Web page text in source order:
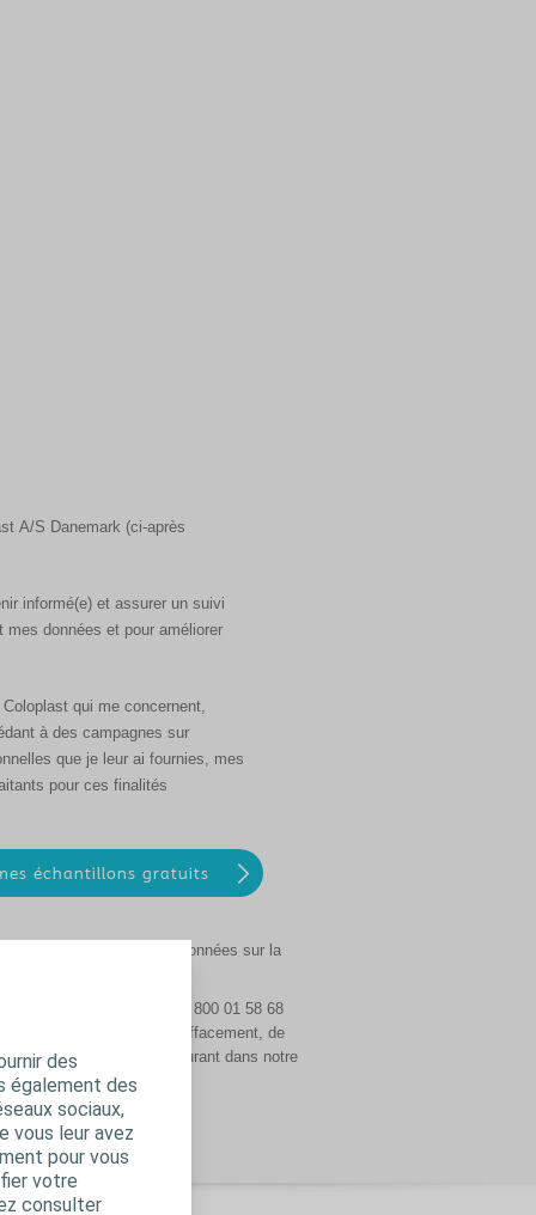
des
également des
sociaux,
vous leur avez
pour vous
votre
consulter
A/S Danemark (ci-après
informé(e) et assurer un suivi
mes données et pour améliorer
qui me concernent,
à des campagnes sur
que je leur ai fournies, mes
pour ces finalités
collectent et traitent vos données sur la
ou en nous appelant au 0 800 01 58 68
de rectification, d’effacement, de
pour les échantillons figurant dans notre